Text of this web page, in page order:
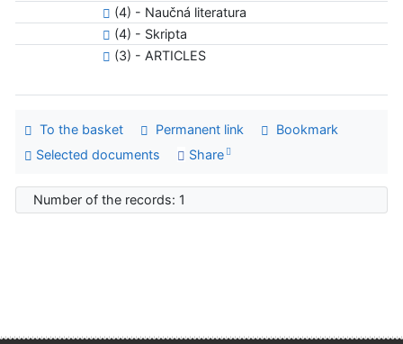
(4) - Naučná literatura
(4) - Skripta
(3) - ARTICLES
To the basket Permanent link
Bookmark
Selected documents
Share
Number of the records: 1